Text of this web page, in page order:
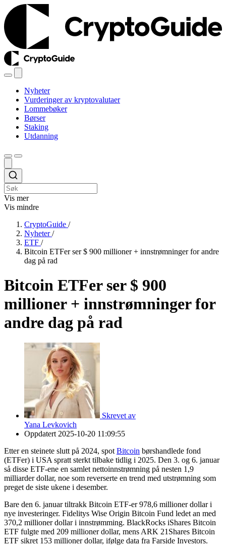
Nyheter
Vurderinger av kryptovalutaer
Lommebøker
Børser
Staking
Utdanning
Vis mer
Vis mindre
CryptoGuide /
Nyheter /
ETF /
Bitcoin ETFer ser $ 900 millioner + innstrømninger for andre
dag på rad
Bitcoin ETFer ser $ 900
millioner + innstrømninger for
andre dag på rad
Skrevet av
Yana Levkovich
Oppdatert 2025-10-20 11:09:55
Etter en steinete slutt på 2024, spot Bitcoin børshandlede fond
(ETFer) i USA spratt sterkt tilbake tidlig i 2025. Den 3. og 6. januar
så disse ETF-ene en samlet nettoinnstrømning på nesten 1,9
milliarder dollar, noe som reverserte en trend med utstrømning som
preget de siste ukene i desember.
Bare den 6. januar tiltrakk Bitcoin ETF-er 978,6 millioner dollar i
nye investeringer. Fidelitys Wise Origin Bitcoin Fund ledet an med
370,2 millioner dollar i innstrømming. BlackRocks iShares Bitcoin
ETF fulgte med 209 millioner dollar, mens ARK 21Shares Bitcoin
ETF sikret 153 millioner dollar, ifølge data fra Farside Investors.